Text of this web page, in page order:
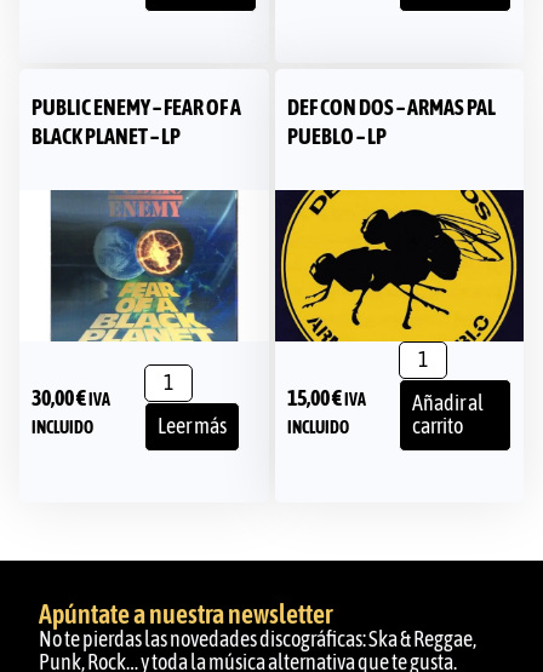
PUBLIC ENEMY – FEAR OF A
BLACK PLANET – LP
30,00€ IVA
INCLUIDO
Leer más
DEF CON DOS – ARMAS PAL
PUEBLO – LP
15,00€ IVA
INCLUIDO
Añadir al
carrito
Apúntate a nuestra newsletter
No te pierdas las novedades discográficas: Ska & Reggae,
Punk, Rock… y toda la música alternativa que te gusta.